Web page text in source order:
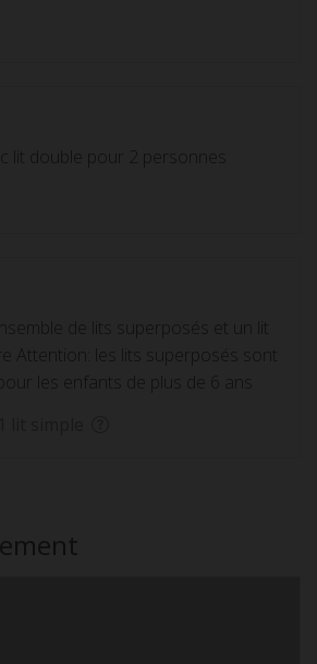
lit double pour 2 personnes
de lits superposés et un lit
Attention: les lits superposés sont
les enfants de plus de 6 ans